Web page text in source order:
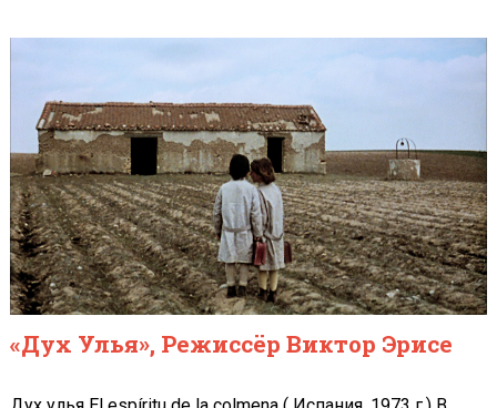
«Дух Улья», Режиссёр Виктор Эрисе